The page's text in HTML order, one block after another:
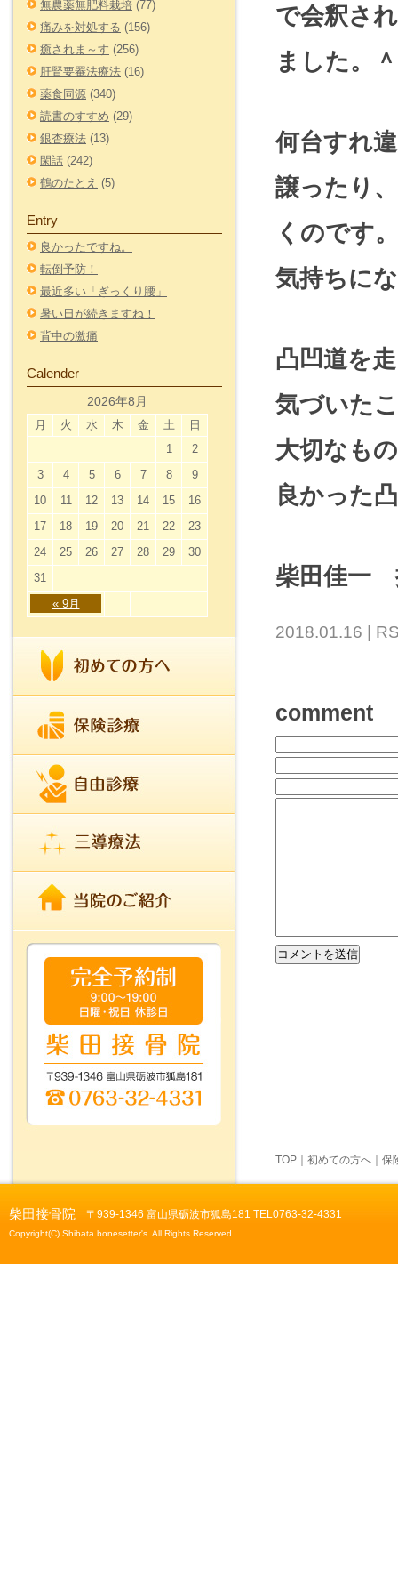
無農薬無肥料栽培 (77)
痛みを対処する (156)
癒されま～す (256)
肝腎要罨法療法 (16)
薬食同源 (340)
読書のすすめ (29)
銀杏療法 (13)
閑話 (242)
鶴のたとえ (5)
Entry
良かったですね。
転倒予防！
最近多い「ぎっくり腰」
暑い日が続きますね！
背中の激痛
Calender
2026年8月
月 火 水 木 金 土 日
« 9月
1
2
3
4 5 6 7 8
9
10
11 12 13 14 15
16
17
18 19 20 21 22
23
24
25 26 27 28 29
30
31
で会釈さ
ました。
何台すれ
譲ったり
くのです
気持ちに
凸凹道を
気づいた
大切なも
良かった
柴田佳一
2018.01.16 |
comment
TOP 初めての方へ 保
柴田接骨院 〒939-1346 富山県砺波市狐島181 TEL0763-32-4331
Copyright(C) Shibata bonesetter's. All Rights Reserved.